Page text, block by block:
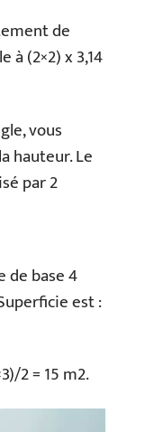
de
à (2×2) x 3,14
vous
hauteur. Le
par 2
de base 4
est :
2 = 15 m2.